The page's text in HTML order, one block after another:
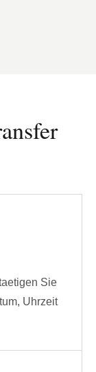
Sie
Uhrzeit